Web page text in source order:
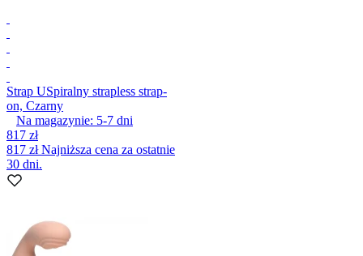
Strap USpiralny strapless strap-
on, Czarny
Na magazynie: 5-7 dni
817 zł
817 złNajniższa cena za ostatnie
30 dni.